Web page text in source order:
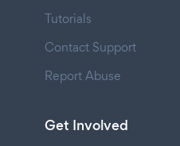
Tutorials
Contact Support
Report Abuse
Get Involved